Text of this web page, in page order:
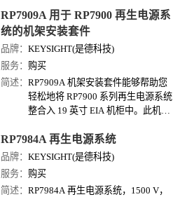
踪算法的性能。
RP7909A 用于 RP7900 再生电源系
统的机架安装套件
品牌：KEYSIGHT(是德科技)
服务： 购买
简述：RP7909A 机架安装套件能够帮助您
轻松地将 RP7900 系列再生电源系统
整合入 19 英寸 EIA 机柜中。此机架
把手）。
RP7984A 再生电源系统
品牌：KEYSIGHT(是德科技)
服务： 购买
简述：RP7984A 再生电源系统，1500 V，